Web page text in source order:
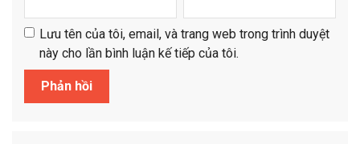
Lưu tên của tôi, email, và trang web trong trình duyệt
này cho lần bình luận kế tiếp của tôi.